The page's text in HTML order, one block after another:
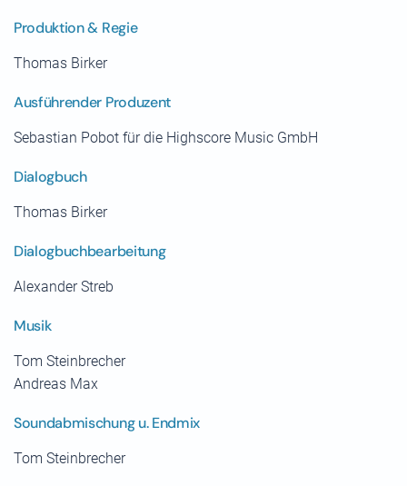
Produktion & Regie
Thomas Birker
Ausführender Produzent
Sebastian Pobot für die Highscore Music GmbH
Dialogbuch
Thomas Birker
Dialogbuchbearbeitung
Alexander Streb
Musik
Tom Steinbrecher
Andreas Max
Soundabmischung u. Endmix
Tom Steinbrecher